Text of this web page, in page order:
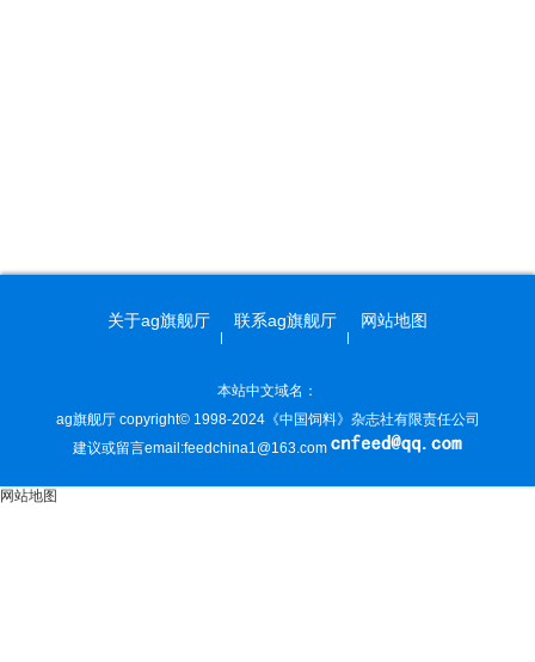
关于ag旗舰厅 联系ag旗舰厅 网站地图
本站中文域名：
ag旗舰厅 copyright© 1998-2024《中国饲料》杂志社有限责任公司
建议或留言email:feedchina1@163.com
网站地图